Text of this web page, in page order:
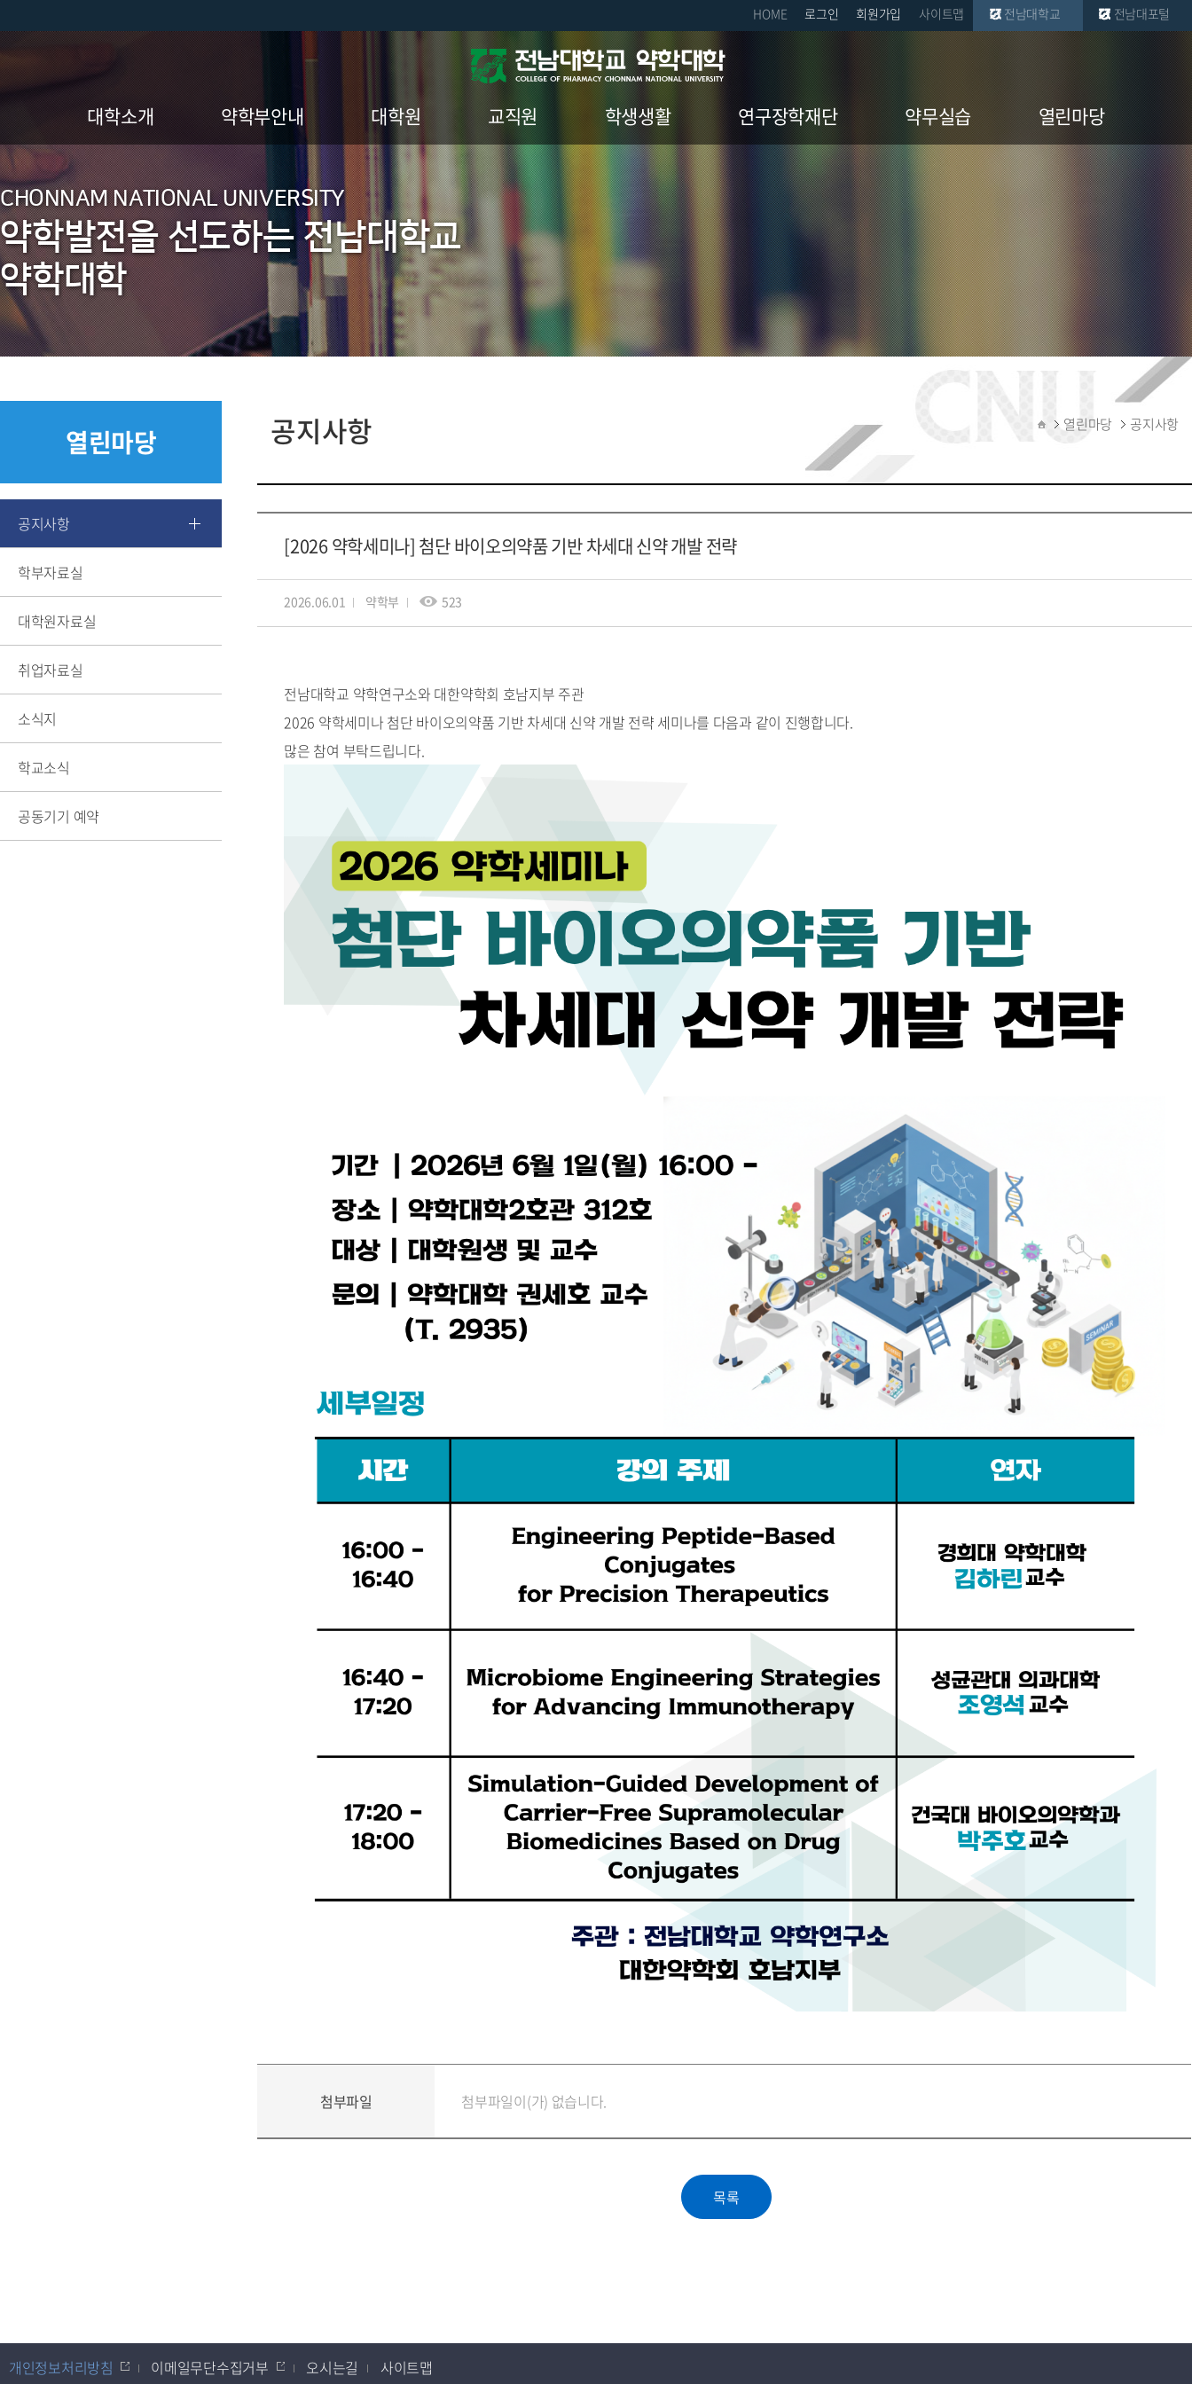
HOME 로그인 회원가입 사이트맵 전남대학교 전남대포털
대학소개
인사말
교육 미션, 비전,
핵심가치
연혁
현황
부속시설
약학부안내
약학부 소개
전공진입방법 및 요건
장학제도
졸업자격인정기준
졸업 후 진로
교육과정
대학원
입학안내
교육과정
약학과 내규
Graduate Admission
교직원
교수
직원
조교
명예교수
학생생활
학생회
동아리
소모임
연구장학재단
연구장학재단
연구장학재단 공고
약무실습
실무실습소개
실무실습 게시판
열린마당
공지사항
학부자료실
대학원자료실
취업자료실
소식지
학교소식
공동기기 예약
CHONNAM NATIONAL UNIVERSITY
약학발전을 선도하는 전남대학교
약학대학
열린마당
공지사항
학부자료실
대학원자료실
취업자료실
소식지
학교소식
공동기기 예약
열린마당 공지사항
공지사항
[2026 약학세미나] 첨단 바이오의약품 기반 차세대 신약 개발 전략
2026.06.01 약학부 523
전남대학교 약학연구소와 대한약학회 호남지부 주관
2026 약학세미나 첨단 바이오의약품 기반 차세대 신약 개발 전략 세미나를 다음과 같이 진행합니다.
많은 참여 부탁드립니다.
첨부파일 첨부파일이(가) 없습니다.
개인정보처리방침 이메일무단수집거부 오시는길 사이트맵